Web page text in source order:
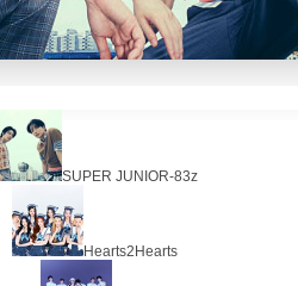
SUPER JUNIOR-83z
Hearts2Hearts